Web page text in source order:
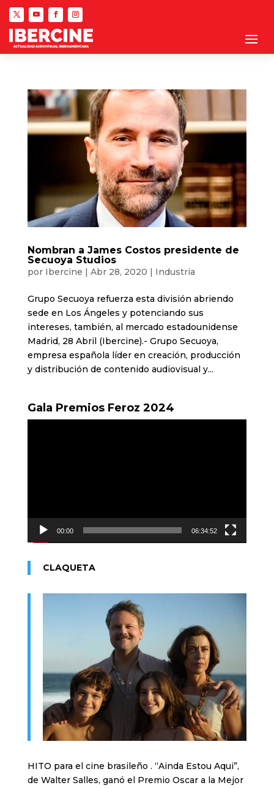
Nombran a James Costos presidente de
Secuoya Studios
por Ibercine | Abr 28, 2020 | Industria
Grupo Secuoya refuerza esta división abriendo
sede en Los Ángeles y potenciando sus
intereses, también, al mercado estadounidense
Madrid, 28 Abril (Ibercine).- Grupo Secuoya,
empresa española líder en creación, producción
y distribución de contenido audiovisual y...
Gala Premios Feroz 2024
00:00 06:34:52
CLAQUETA
HITO para el cine brasileño . “Ainda Estou Aqui”,
de Walter Salles, ganó el Premio Oscar a la Mejor